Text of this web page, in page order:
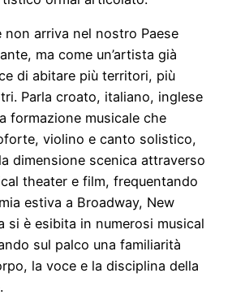
non arriva nel nostro Paese
ma come un’artista già
di abitare più territori, più
Parla croato, italiano, inglese
formazione musicale che
violino e canto solistico,
dimensione scenica attraverso
theater e film, frequentando
estiva a Broadway, New
si è esibita in numerosi musical
sul palco una familiarità
la voce e la disciplina della